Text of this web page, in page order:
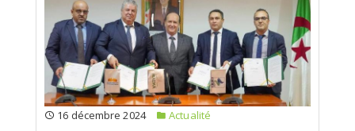
16 décembre 2024
Actualité